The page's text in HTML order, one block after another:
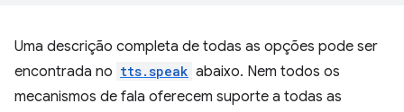
Uma descrição completa de todas as opções pode ser
encontrada no tts.speak abaixo. Nem todos os
mecanismos de fala oferecem suporte a todas as